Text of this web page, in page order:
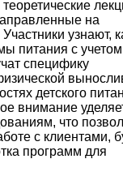
на
узнают,
питания с учетом
специфику
детского
внимание
что
с клиентами,
программ для